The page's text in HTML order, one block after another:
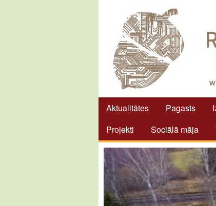
Aktualitātes Pagasts
Projekti
Sociālā māja